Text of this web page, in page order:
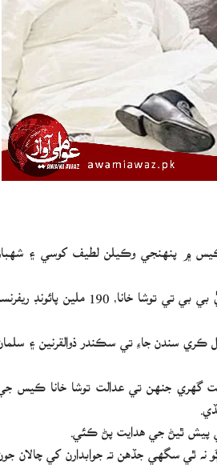
ڪيس ۾ پنهنجي وڪيلن لطيف کوسي ۽ شهباز
اڊيالا جيل ۾ احتساب عدالت جي جج محمد بشير پي ٽي آءِ باني عمران خان ۽ بشريٰ بي بي تي توشا خانا، 190 ملين پائونڊ ريفرنسز
سندن جاءِ تي سڪندر ذوالقرنين ۽ سلمان
ڪرائڻ جي مهلت گهري جنهن تي عدالت توشا خانا ڪيس جي
لاڳو نه ٿي سگهي جڏهن ته جوابدارن کي چالان جون